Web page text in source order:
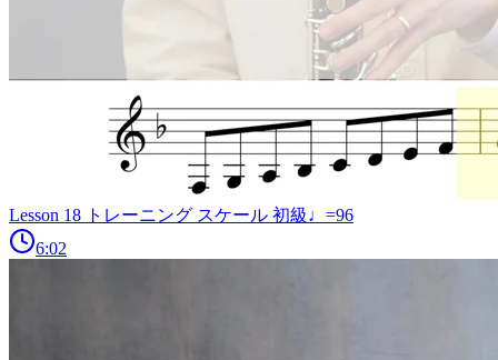
Lesson 18 トレーニング スケール 初級♩=96
6:02